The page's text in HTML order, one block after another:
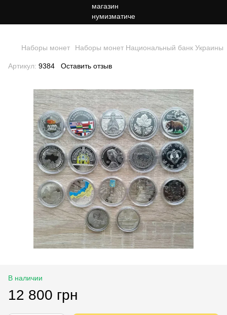
. На каждую страницу можно добавить только один тег Google.
Наборы монет Наборы монет Национальный банк Украины
Артикул: 9384 Оставить отзыв
В наличии
12 800 грн